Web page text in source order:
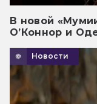
В новой
О’Коннор и
Новости